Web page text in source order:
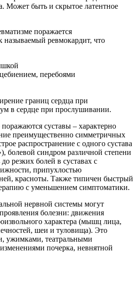
Может быть и скрытое латентное
поражается
называемый ревмокардит, что
перебоями
границ сердца при
в сердце при прослушивании.
суставы – характерно
преимущественно симметричных
распространение с одного сустава
болевой синдром различной степени
резких болей в суставах с
припухлостью
красноты. Также типичен быстрый
с уменьшением симптоматики.
нервной системы могут
болезни: движения
характера (мышц лица,
шеи и туловища). Это
ужимками, театральными
почерка, невнятной